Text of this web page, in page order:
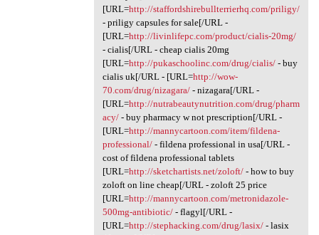
[URL=http://staffordshirebullterrierhq.com/priligy/
- priligy capsules for sale[/URL -
[URL=http://livinlifepc.com/product/cialis-20mg/
- cialis[/URL - cheap cialis 20mg
[URL=http://pukaschoolinc.com/drug/cialis/- buy
cialis uk[/URL - [URL=http://wow-
70.com/drug/nizagara/- nizagara[/URL -
[URL=http://nutrabeautynutrition.com/drug/pharm
acy/- buy pharmacy w not prescription[/URL -
[URL=http://mannycartoon.com/item/fildena-
professional/- fildena professional in usa[/URL -
cost of fildena professional tablets
[URL=http://sketchartists.net/zoloft/- how to buy
zoloft on line cheap[/URL - zoloft 25 price
[URL=http://mannycartoon.com/metronidazole-
500mg-antibiotic/- flagyl[/URL -
[URL=http://stephacking.com/drug/lasix/- lasix